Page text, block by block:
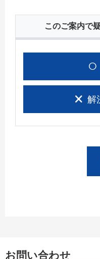
このご案内で
解
お問い合わせ